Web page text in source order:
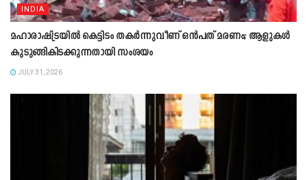
INDIA
മഹാരാഷ്ട്രയിൽ കെട്ടിടം തകർന്നുവീണ് ഒൻപത് മരണം; ആളുകൾ
കുടുങ്ങികിടക്കുന്നതായി സംശയം
JULY 31, 2026